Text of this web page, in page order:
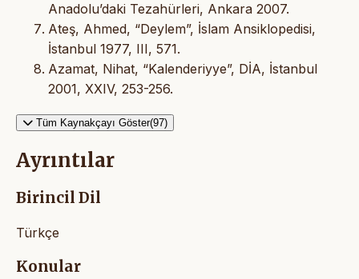
Anadolu’daki Tezahürleri, Ankara 2007.
Ateş, Ahmed, “Deylem”, İslam Ansiklopedisi,
İstanbul 1977, III, 571.
Azamat, Nihat, “Kalenderiyye”, DİA, İstanbul
2001, XXIV, 253-256.
Tüm Kaynakçayı Göster(97)
Ayrıntılar
Birincil Dil
Türkçe
Konular